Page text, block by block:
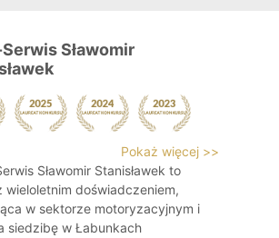
Sławomir
Pokaż więcej >>
Sławomir Stanisławek to
wieloletnim doświadczeniem,
w sektorze motoryzacyjnym i
siedzibę w Łabunkach